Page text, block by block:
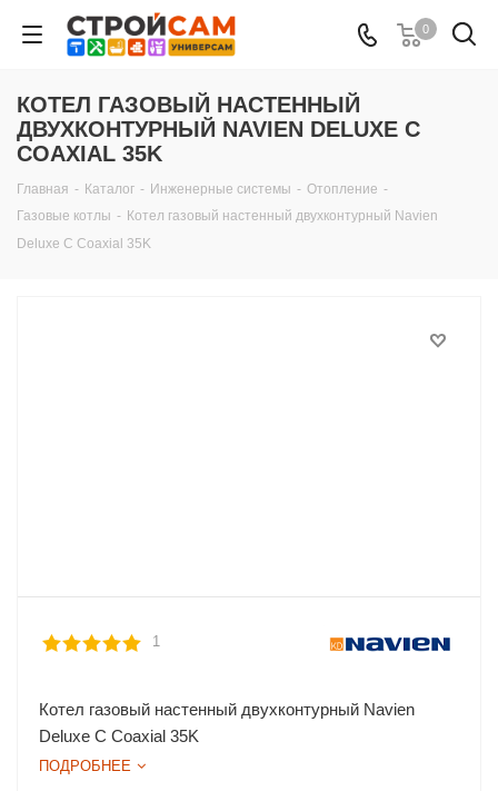
0
КОТЕЛ ГАЗОВЫЙ НАСТЕННЫЙ
ДВУХКОНТУРНЫЙ NAVIEN DELUXE C
COAXIAL 35K
Главная - Каталог - Инженерные системы - Отопление -
Газовые котлы - Котел газовый настенный двухконтурный Navien
Deluxe C Coaxial 35K
1
Котел газовый настенный двухконтурный Navien
Deluxe C Coaxial 35K
ПОДРОБНЕЕ